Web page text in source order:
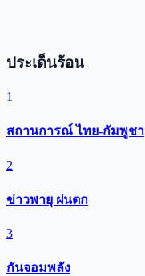
ประเด็นร้อน
1
สถานการณ์ ไทย-กัมพูชา
2
ข่าวพายุ ฝนตก
3
กันจอมพลัง